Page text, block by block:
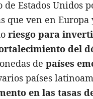
de Estados Unidos
que ven en Europa
riesgo para
del
de países
países
en las tasas